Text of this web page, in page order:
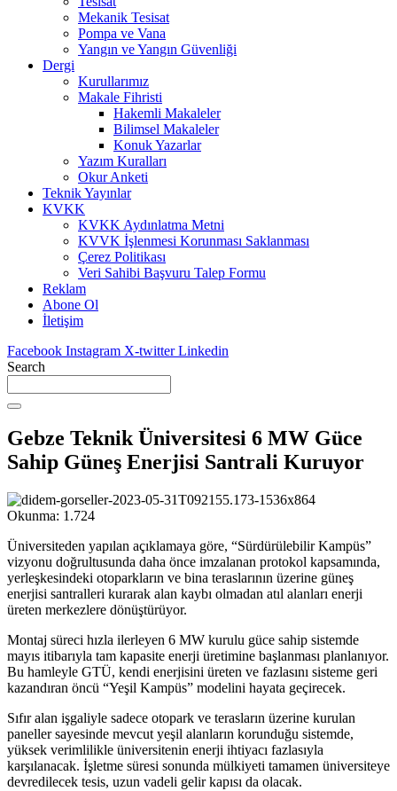
Mekanik Tesisat
Pompa ve Vana
Yangın ve Yangın Güvenliği
Dergi
Kurullarımız
Makale Fihristi
Hakemli Makaleler
Bilimsel Makaleler
Konuk Yazarlar
Yazım Kuralları
Okur Anketi
Teknik Yayınlar
KVKK
KVKK Aydınlatma Metni
KVVK İşlenmesi Korunması Saklanması
Çerez Politikası
Veri Sahibi Başvuru Talep Formu
Reklam
Abone Ol
İletişim
Facebook Instagram X-twitter Linkedin
Search
Gebze Teknik Üniversitesi 6 MW Güce
Sahip Güneş Enerjisi Santrali Kuruyor
Okunma: 1.724
Üniversiteden yapılan açıklamaya göre, “Sürdürülebilir Kampüs”
vizyonu doğrultusunda daha önce imzalanan protokol kapsamında,
yerleşkesindeki otoparkların ve bina teraslarının üzerine güneş
enerjisi santralleri kurarak alan kaybı olmadan atıl alanları enerji
üreten merkezlere dönüştürüyor.
Montaj süreci hızla ilerleyen 6 MW kurulu güce sahip sistemde
mayıs itibarıyla tam kapasite enerji üretimine başlanması planlanıyor.
Bu hamleyle GTÜ, kendi enerjisini üreten ve fazlasını sisteme geri
kazandıran öncü “Yeşil Kampüs” modelini hayata geçirecek.
Sıfır alan işgaliyle sadece otopark ve terasların üzerine kurulan
paneller sayesinde mevcut yeşil alanların korunduğu sistemde,
yüksek verimlilikle üniversitenin enerji ihtiyacı fazlasıyla
karşılanacak. İşletme süresi sonunda mülkiyeti tamamen üniversiteye
devredilecek tesis, uzun vadeli gelir kapısı da olacak.